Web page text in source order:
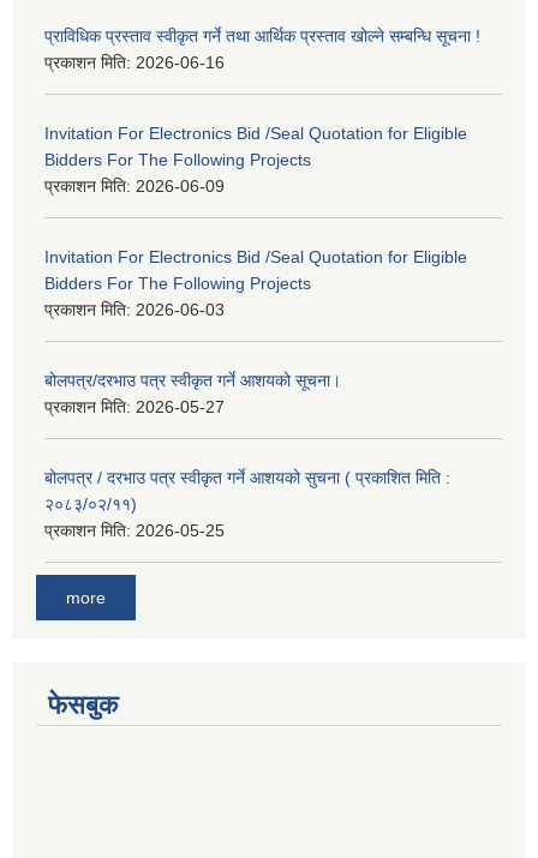
प्राविधिक प्रस्ताव स्वीकृत गर्ने तथा आर्थिक प्रस्ताव खोल्ने सम्बन्धि सूचना !
प्रकाशन मिति: 2026-06-16
Invitation For Electronics Bid /Seal Quotation for Eligible
Bidders For The Following Projects
प्रकाशन मिति: 2026-06-09
Invitation For Electronics Bid /Seal Quotation for Eligible
Bidders For The Following Projects
प्रकाशन मिति: 2026-06-03
बोलपत्र/दरभाउ पत्र स्वीकृत गर्ने आशयको सूचना।
प्रकाशन मिति: 2026-05-27
बोलपत्र / दरभाउ पत्र स्वीकृत गर्ने आशयको सुचना ( प्रकाशित मिति :
२०८३/०२/११)
प्रकाशन मिति: 2026-05-25
more
फेसबुक